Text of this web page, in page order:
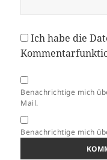
Ich habe die
Benachrichtige mich
Mail.
Benachrichtige mich